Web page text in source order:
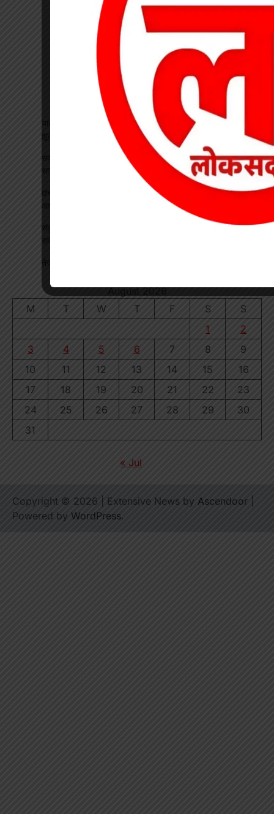
यादव समाज महिला संगठन ने जिला अध्यक्ष का किया भव्य स्वागत, सावन
झूला उत्सव का दिया आमंत्रण
सकरिया हाईस्कूल में “एक पेड़ मां के नाम” अभियान के तहत रोपे गए 50
सागौन सहित कई छायादार व फलदार पौधे
छत्तीसगढ़ में 1460 गौधाम होंगे स्थापित, बेसहारा मवेशियों को मिलेगा सुरक्षित
संकुल स्तरीय बैठक में शैक्षणिक प्रगति व स्वतंत्रता दिवस तैयारियों की हुई
August 2026
M
T W T F S
S
1
2
3
4 5 6 7 8
9
10
11 12 13 14 15
16
17
18 19 20 21 22
23
24
25 26 27 28 29
30
31
« Jul
Copyright © 2026 | Extensive News by Ascendoor
Powered by WordPress.